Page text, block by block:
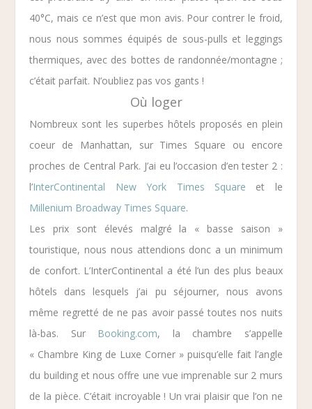
40°C, mais ce n’est que mon avis. Pour contrer le froid,
nous nous sommes équipés de sous-pulls et leggings
thermiques, avec des bottes de randonnée/montagne ;
c’était parfait. N’oubliez pas vos gants !
Où loger
Nombreux sont les superbes hôtels proposés en plein
coeur de Manhattan, sur Times Square ou encore
proches de Central Park. J’ai eu l’occasion d’en tester 2 :
l’InterContinental New York Times Square et le
Millenium Broadway Times Square.
Les prix sont élevés malgré la « basse saison »
touristique, nous nous attendions donc a un minimum
de confort. L’InterContinental a été l’un des plus beaux
hôtels dans lesquels j’ai pu séjourner, nous avons
même regretté de ne pas avoir passé toutes nos nuits
là-bas. Sur Booking.com, la chambre s’appelle
« Chambre King de Luxe Corner »puisqu’elle fait l’angle
du building et nous offre une vue imprenable sur 2 murs
de la pièce. C’était incroyable ! Un vrai plaisir que l’on ne